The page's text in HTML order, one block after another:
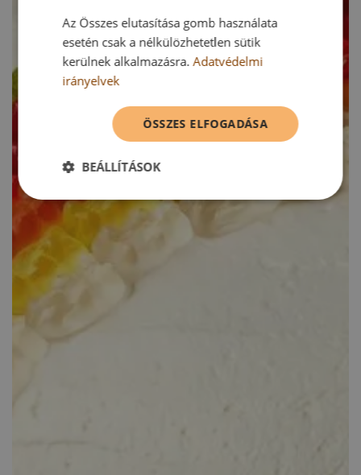
Az Összes elutasítása gomb használata
esetén csak a nélkülözhetetlen sütik
kerülnek alkalmazásra.Adatvédelmi
irányelvek
ÖSSZES ELFOGADÁSA
BEÁLLÍTÁSOK